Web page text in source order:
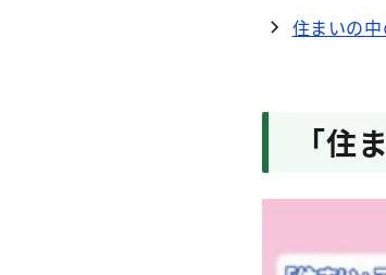
住まいの
「住